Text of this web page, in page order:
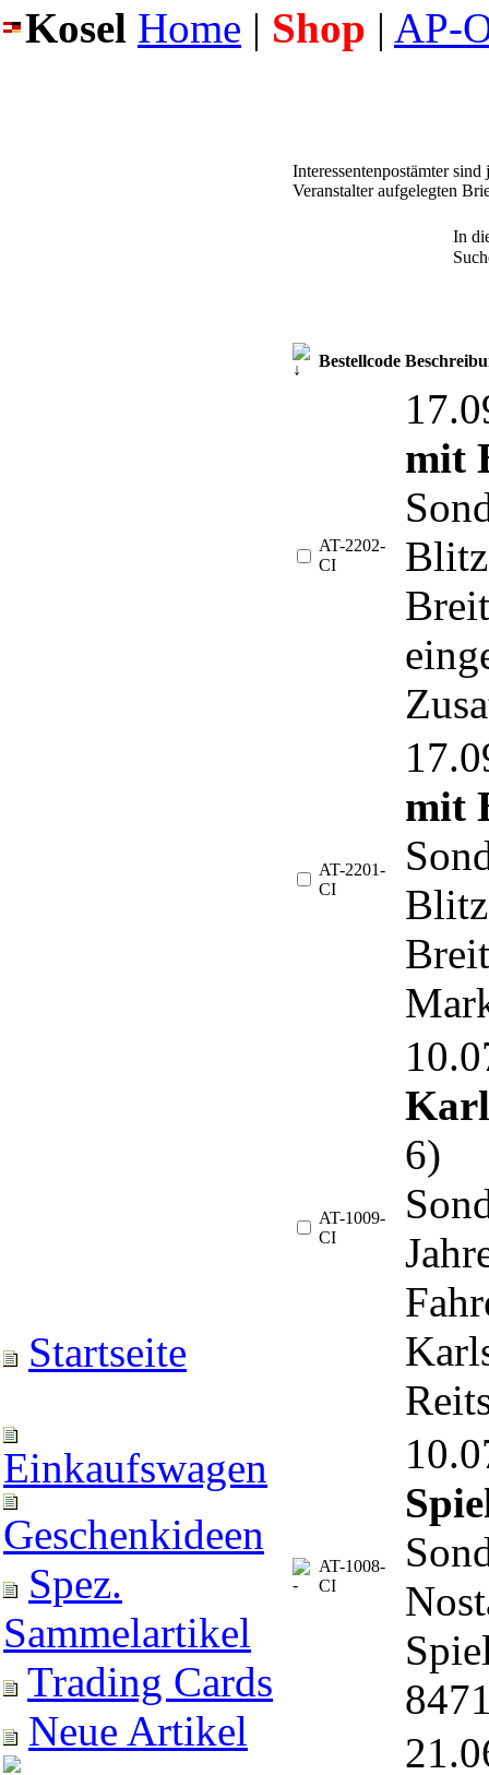
Kosel Home | Shop | AP-
Startseite
Einkaufswagen
Geschenkideen
Spez.
Sammelartikel
Trading Cards
Neue Artikel
Interessentenpostämter
Veranstalter aufgelegten
In
Bestellcode
AT-2202-
CI
mit
AT-2201-
CI
mit
AT-1009-
CI
6)
AT-1008-
CI